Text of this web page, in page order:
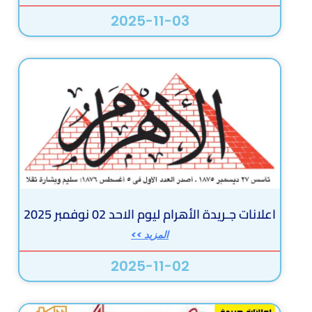
2025-11-03
اعلانات جـريدة الأهرام ليوم الاحد 02 نوفمبر 2025
المزيد >>
2025-11-02